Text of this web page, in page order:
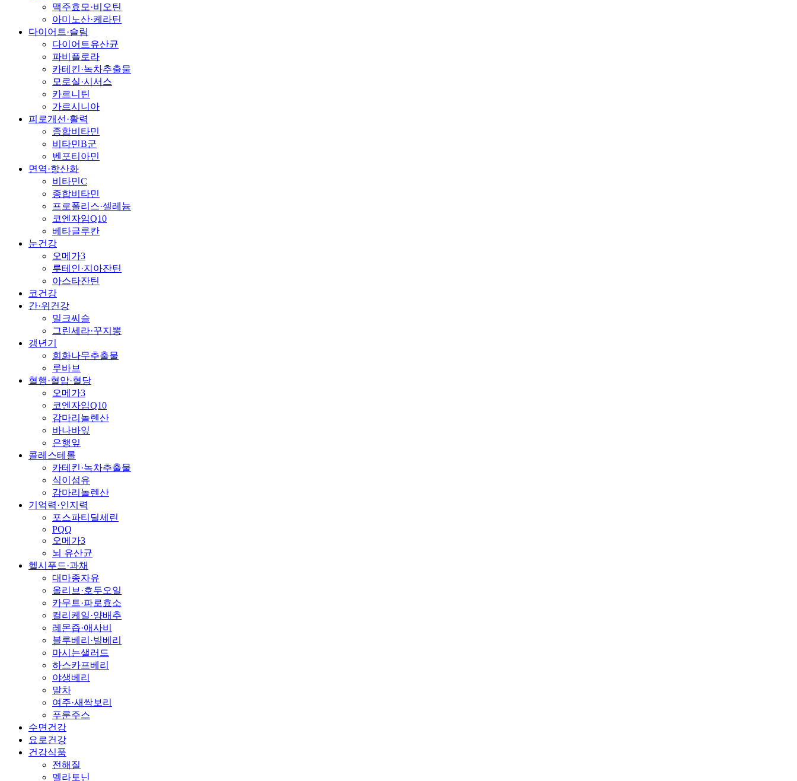
맥주효모·비오틴
아미노산·케라틴
다이어트·슬림
다이어트유산균
파비플로라
카테킨·녹차추출물
모로실·시서스
카르니틴
가르시니아
피로개선·활력
종합비타민
비타민B군
벤포티아민
면역·항산화
비타민C
종합비타민
프로폴리스·셀레늄
코엔자임Q10
베타글루칸
눈건강
오메가3
루테인·지아잔틴
아스타잔틴
코건강
간·위건강
밀크씨슬
그린세라·꾸지뽕
갱년기
회화나무추출물
루바브
혈행·혈압·혈당
오메가3
코엔자임Q10
감마리놀렌산
바나바잎
은행잎
콜레스테롤
카테킨·녹차추출물
식이섬유
감마리놀렌산
기억력·인지력
포스파티딜세린
PQQ
오메가3
뇌 유산균
헬시푸드·과채
대마종자유
올리브·호두오일
카무트·파로효소
컬리케일·양배추
레몬즙·애사비
블루베리·빌베리
마시는샐러드
하스카프베리
야생베리
말차
여주·새싹보리
푸룬주스
수면건강
요로건강
건강식품
전해질
멜라토닌